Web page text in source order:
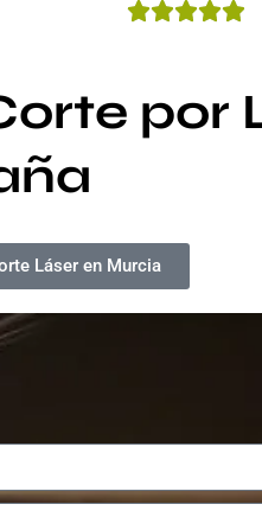
por
Láser en Murcia